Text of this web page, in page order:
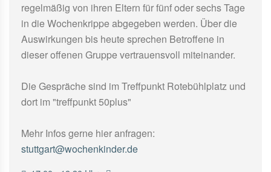
regelmäßig von ihren Eltern für fünf oder sechs Tage
in die Wochenkrippe abgegeben werden. Über die
Auswirkungen bis heute sprechen Betroffene in
dieser offenen Gruppe vertrauensvoll miteinander.
Die Gespräche sind im Treffpunkt Rotebühlplatz und
dort im "treffpunkt 50plus"
Mehr Infos gerne hier anfragen:
stuttgart@wochenkinder.de